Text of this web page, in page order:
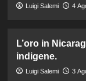
Luigi Salemi 4
L’oro in
indigene.
Luigi Salemi 3